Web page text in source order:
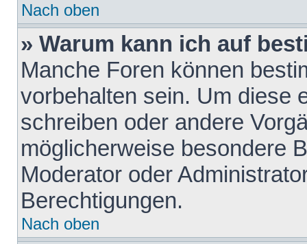
Nach oben
» Warum kann ich auf
Manche Foren können
vorbehalten sein. Um diese
schreiben oder andere
möglicherweise besondere
Moderator oder
Berechtigungen.
Nach oben